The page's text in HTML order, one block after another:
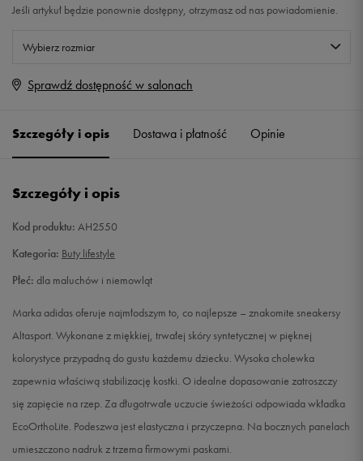
Jeśli artykuł będzie ponownie dostępny, otrzymasz od nas powiadomienie.
Wybierz rozmiar
Rozmiary EU
23 13,2 cm
25 14,5 cm Powiadom o dostępności
15,3 cm
27 16,1 cm Powiadom o dostępności
Sprawdź dostępność w salonach
Szczegóły i opis Dostawa i płatność Opinie
Szczegóły i opis
Kod produktu: AH2550
Kategoria: Buty lifestyle
Płeć: dla maluchów i niemowląt
Marka adidas oferuje najmłodszym to, co najlepsze – znakomite sneakersy
Altasport. Wykonane z miękkiej, trwałej skóry syntetycznej w pięknej
kolorystyce przypadną do gustu każdemu dziecku. Wysoka cholewka
zapewnia właściwą stabilizację kostki. O idealne dopasowanie zatroszczy
się zapięcie na rzep. Za długotrwałe uczucie świeżości odpowiada wkładka
EcoOrthoLite. Podeszwa jest elastyczna i przyczepna. Na bocznych panelach
umieszczono nadruk z trzema firmowymi paskami.